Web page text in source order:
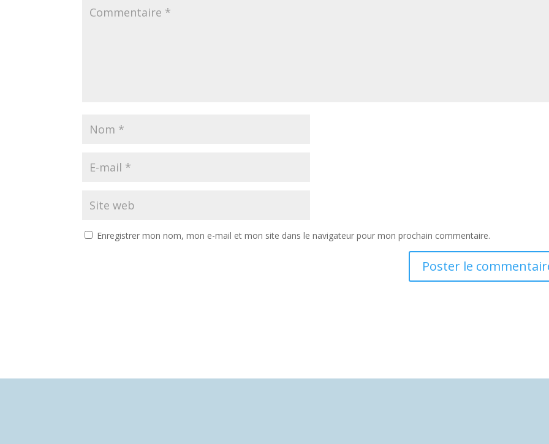
Enregistrer mon nom, mon e-mail et mon site dans le navigateur pour mon prochain commentaire.